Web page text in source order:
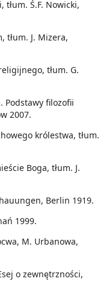
tłum. Ś.F. Nowicki,
tłum. J. Mizera,
tłum. G.
Podstawy filozofii
2007.
królestwa, tłum.
Boga, tłum. J.
Berlin 1919.
1999.
M. Urbanowa,
o zewnętrzności,